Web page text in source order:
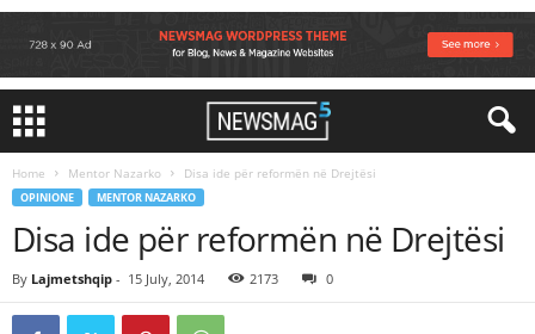
Home Mentor Nazarko Disa ide për reformën në Drejtësi
OPINIONE MENTOR NAZARKO
Disa ide për reformën në Drejtësi
By Lajmetshqip - 15 July, 2014 2173 0